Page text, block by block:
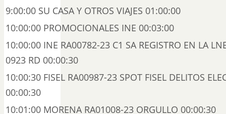
9:00:00 SU CASA Y OTROS VIAJES 01:00:00
10:00:00 PROMOCIONALES INE 00:03:00
10:00:00 INE RA00782-23 C1 SA REGISTRO EN LA
0923 RD 00:00:30
10:00:30 FISEL RA00987-23 SPOT FISEL DELITOS
00:00:30
10:01:00 MORENA RA01008-23 ORGULLO 00:00:30